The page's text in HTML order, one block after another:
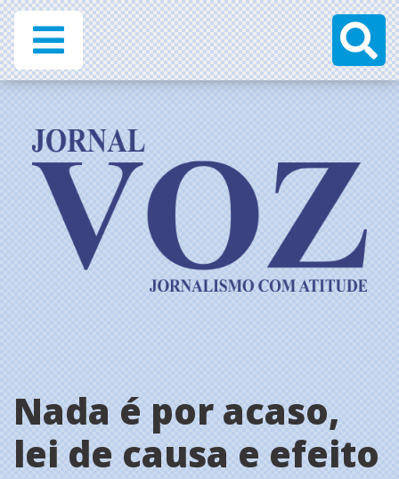
Nada é por acaso,
lei de causa e efeito